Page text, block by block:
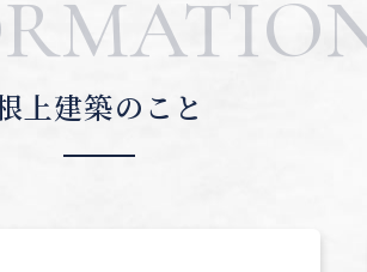
上建築のこと